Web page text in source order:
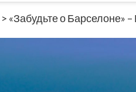
> «Забудьте о Барселоне»